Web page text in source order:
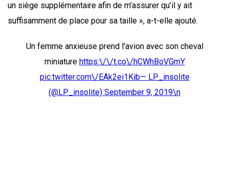
un siège supplémentaire afin de m’assurer qu’il y ait
suffisamment de place pour sa taille », a-t-elle ajouté.
Un femme anxieuse prend l'avion avec son cheval
miniature https:\/\/t.co\/hCWhBoVGmY
pic.twitter.com\/EAk2ei1Kib— LP_insolite
(@LP_insolite) September 9, 2019\n